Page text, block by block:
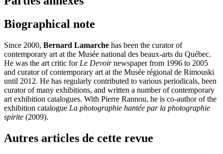
Biographical note
Since 2000, Bernard Lamarche has been the curator of
contemporary art at the Musée national des beaux-arts du Québec.
He was the art critic for Le Devoirnewspaper from 1996 to 2005
and curator of contemporary art at the Musée régional de Rimouski
until 2012. He has regularly contributed to various periodicals, been
curator of many exhibitions, and written a number of contemporary
art exhibition catalogues. With Pierre Rannou, he is co-author of the
exhibition catalogue La photographie hantée par la photographie
spirite (2009).
Autres articles de cette revue